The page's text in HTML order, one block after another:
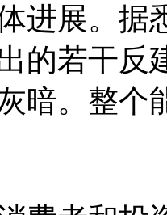
进展。据
的若干反
暗。整个